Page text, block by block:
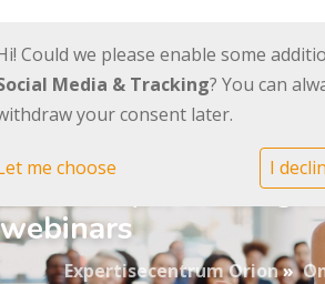
Workshops,
webinars
Expertisecentrum Orion»
Could we please enable some
Media & Tracking? You can
your consent later.
me choose I